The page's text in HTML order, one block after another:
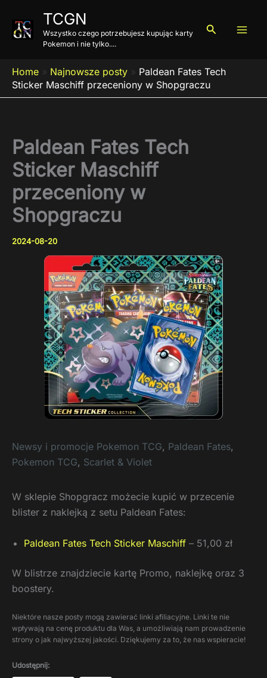
treści
TCGN
Wszystko czego potrzebujesz kupując karty
Pokemon i nie tylko....
Szukaj
Home » Najnowsze posty » Paldean Fates Tech
Sticker Maschiff przeceniony w Shopgraczu
Paldean Fates Tech
Sticker Maschiff
przeceniony w
Shopgraczu
2024-08-20
Newsy i promocje Pokemon TCG, Paldean Fates,
Pokemon TCG, Scarlet & Violet
W sklepie Shopgracz możecie kupić w przecenie
blister z naklejką z setu Paldean Fates:
Paldean Fates Tech Sticker Maschiff – 51,00 zł
W blistrze znajdziecie kartę Promo, naklejkę oraz 3
boostery.
Niektóre nasze posty mogą zawierać linki afiliacyjne. Linki te nie
wpływają na cenę produktu dla Was, a umożliwiają nam prowadzenie
strony o jak najwyższej jakości. Dziękujemy za to, że nas wspieracie!
Udostępnij: